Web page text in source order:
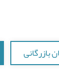
بازرگانی